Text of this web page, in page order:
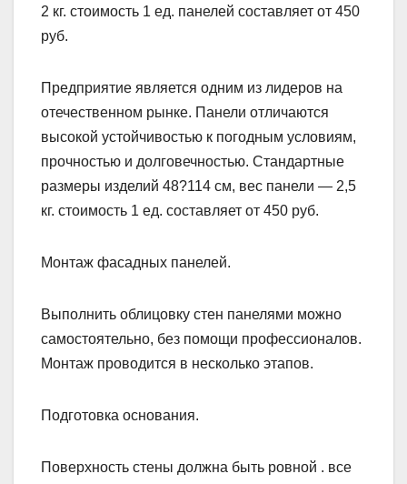
2 кг. стоимость 1 ед. панелей составляет от 450
руб.
Предприятие является одним из лидеров на
отечественном рынке. Панели отличаются
высокой устойчивостью к погодным условиям,
прочностью и долговечностью. Стандартные
размеры изделий 48?114 см, вес панели — 2,5
кг. стоимость 1 ед. составляет от 450 руб.
Монтаж фасадных панелей.
Выполнить облицовку стен панелями можно
самостоятельно, без помощи профессионалов.
Монтаж проводится в несколько этапов.
Подготовка основания.
Поверхность стены должна быть ровной . все